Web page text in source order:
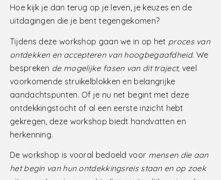
Hoe kijk je dan terug op je leven, je keuzes en de
uitdagingen die je bent tegengekomen?
Tijdens deze workshop gaan we in op het proces van
ontdekken en accepteren van hoogbegaafdheid. We
bespreken de mogelijke fasen van dit traject, veel
voorkomende struikelblokken en belangrijke
aandachtspunten. Of je nu net begint met deze
ontdekkingstocht of al een eerste inzicht hebt
gekregen, deze workshop biedt handvatten en
herkenning.
De workshop is vooral bedoeld voor mensen die aan
het begin van hun ontdekkingsreis staan en op zoek